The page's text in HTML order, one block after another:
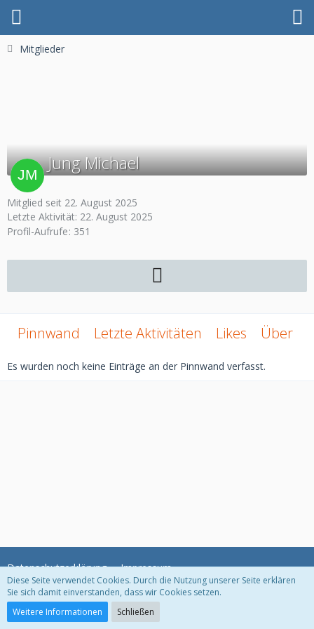
Mitglieder
Jung Michael
Mitglied seit 22. August 2025
Letzte Aktivität: 22. August 2025
Profil-Aufrufe 351
Pinnwand Letzte Aktivitäten Likes Über
Es wurden noch keine Einträge an der Pinnwand verfasst.
Datenschutzerklärung Impressum
Community-Software:
Diese Seite verwendet Cookies. Durch die Nutzung unserer Seite erklären
Sie sich damit einverstanden, dass wir Cookies setzen.
Weitere Informationen
Schließen